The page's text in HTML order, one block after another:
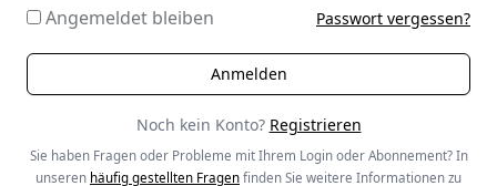
Angemeldet bleiben Passwort vergessen?
Noch kein Konto? Registrieren
Sie haben Fragen oder Probleme mit Ihrem Login oder Abonnement? In
unseren häufig gestellten Fragen finden Sie weitere Informationen zu